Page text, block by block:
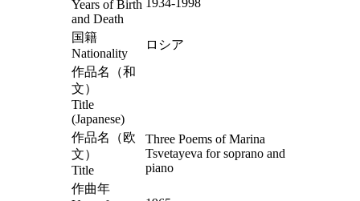
Years of Birth
and Death
1934-1998
国籍
Nationality
ロシア
作品名（和
文）
Title
(Japanese)
作品名（欧
文）
Title
Three Poems of Marina
Tsvetayeva for soprano and
piano
作曲年